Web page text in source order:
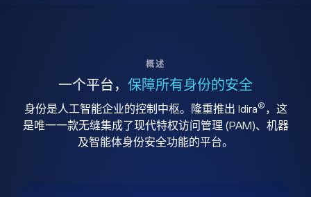
概述
一个平台， 保障所有身份的安全
身份是人工智能企业的控制中枢。隆重推出 Idira® ，这
是唯一一款无缝集成了现代特权访问管理 (PAM)、机器
及智能体身份安全功能的平台。